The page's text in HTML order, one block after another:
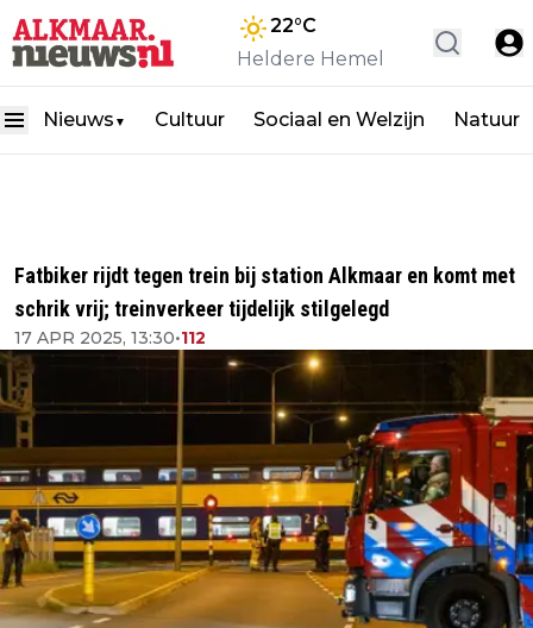
22°C
Heldere Hemel
Nieuws ▼ Cultuur Sociaal en Welzijn Natuur
Fatbiker rijdt tegen trein bij station Alkmaar en komt met
schrik vrij; treinverkeer tijdelijk stilgelegd
17 APR 2025, 13:30•112